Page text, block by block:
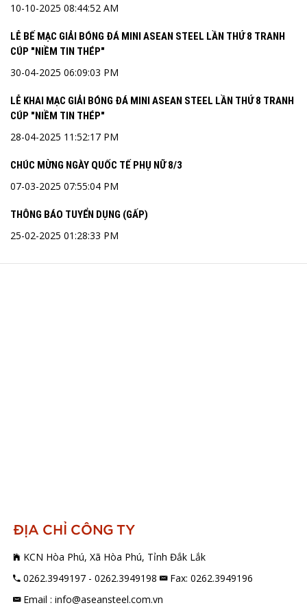
10-10-2025 08:44:52 AM
LỄ BẾ MẠC GIẢI BÓNG ĐÁ MINI ASEAN STEEL LẦN THỨ 8 TRANH
CÚP "NIỀM TIN THÉP"
30-04-2025 06:09:03 PM
LỄ KHAI MẠC GIẢI BÓNG ĐÁ MINI ASEAN STEEL LẦN THỨ 8 TRANH
CÚP "NIỀM TIN THÉP"
28-04-2025 11:52:17 PM
CHÚC MỪNG NGÀY QUỐC TẾ PHỤ NỮ 8/3
07-03-2025 07:55:04 PM
THÔNG BÁO TUYỂN DỤNG (GẤP)
25-02-2025 01:28:33 PM
ĐỊA CHỈ CÔNG TY
KCN Hòa Phú, Xã Hòa Phú, Tỉnh Đắk Lắk
0262.3949197 - 0262.3949198 Fax: 0262.3949196
Email : info@aseansteel.com.vn